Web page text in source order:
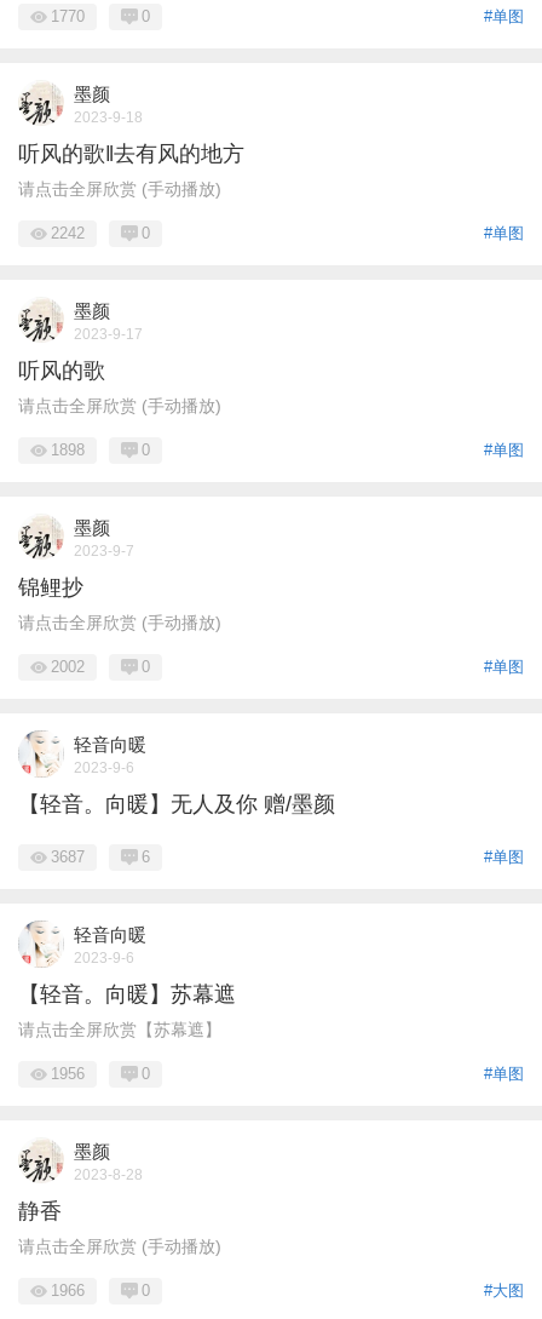
#单图
1770 0
墨颜
2023-9-18
听风的歌‖去有风的地方
请点击全屏欣赏 (手动播放)
#单图
2242 0
墨颜
2023-9-17
听风的歌
请点击全屏欣赏 (手动播放)
#单图
1898 0
墨颜
2023-9-7
锦鲤抄
请点击全屏欣赏 (手动播放)
#单图
2002 0
轻音向暖
2023-9-6
【轻音。向暖】无人及你 赠/墨颜
#单图
3687 6
轻音向暖
2023-9-6
【轻音。向暖】苏幕遮
请点击全屏欣赏【苏幕遮】
#单图
1956 0
墨颜
2023-8-28
静香
请点击全屏欣赏 (手动播放)
#大图
1966 0